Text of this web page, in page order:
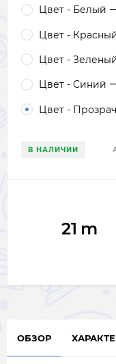
Цвет - Белый
Цвет -
Цвет -
Цвет - Синий
Цвет -
В НАЛИЧИИ
21 m
ОБЗОР